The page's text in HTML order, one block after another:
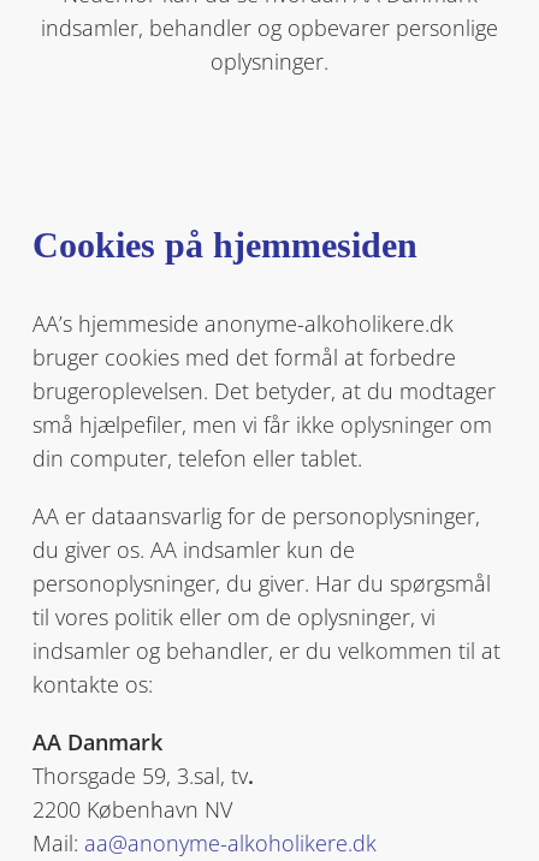
indsamler, behandler og opbevarer personlige
oplysninger.
Cookies på hjemmesiden
AA’s hjemmeside anonyme-alkoholikere.dk
bruger cookies med det formål at forbedre
brugeroplevelsen. Det betyder, at du modtager
små hjælpefiler, men vi får ikke oplysninger om
din computer, telefon eller tablet.
AA er dataansvarlig for de personoplysninger,
du giver os. AA indsamler kun de
personoplysninger, du giver. Har du spørgsmål
til vores politik eller om de oplysninger, vi
indsamler og behandler, er du velkommen til at
kontakte os:
AA Danmark
Thorsgade 59, 3.sal, tv.
2200 København NV
Mail:aa@anonyme-alkoholikere.dk